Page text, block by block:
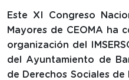
Este XI Congreso
Mayores de CEOMA ha
organización del
del Ayuntamiento de
de Derechos Sociales